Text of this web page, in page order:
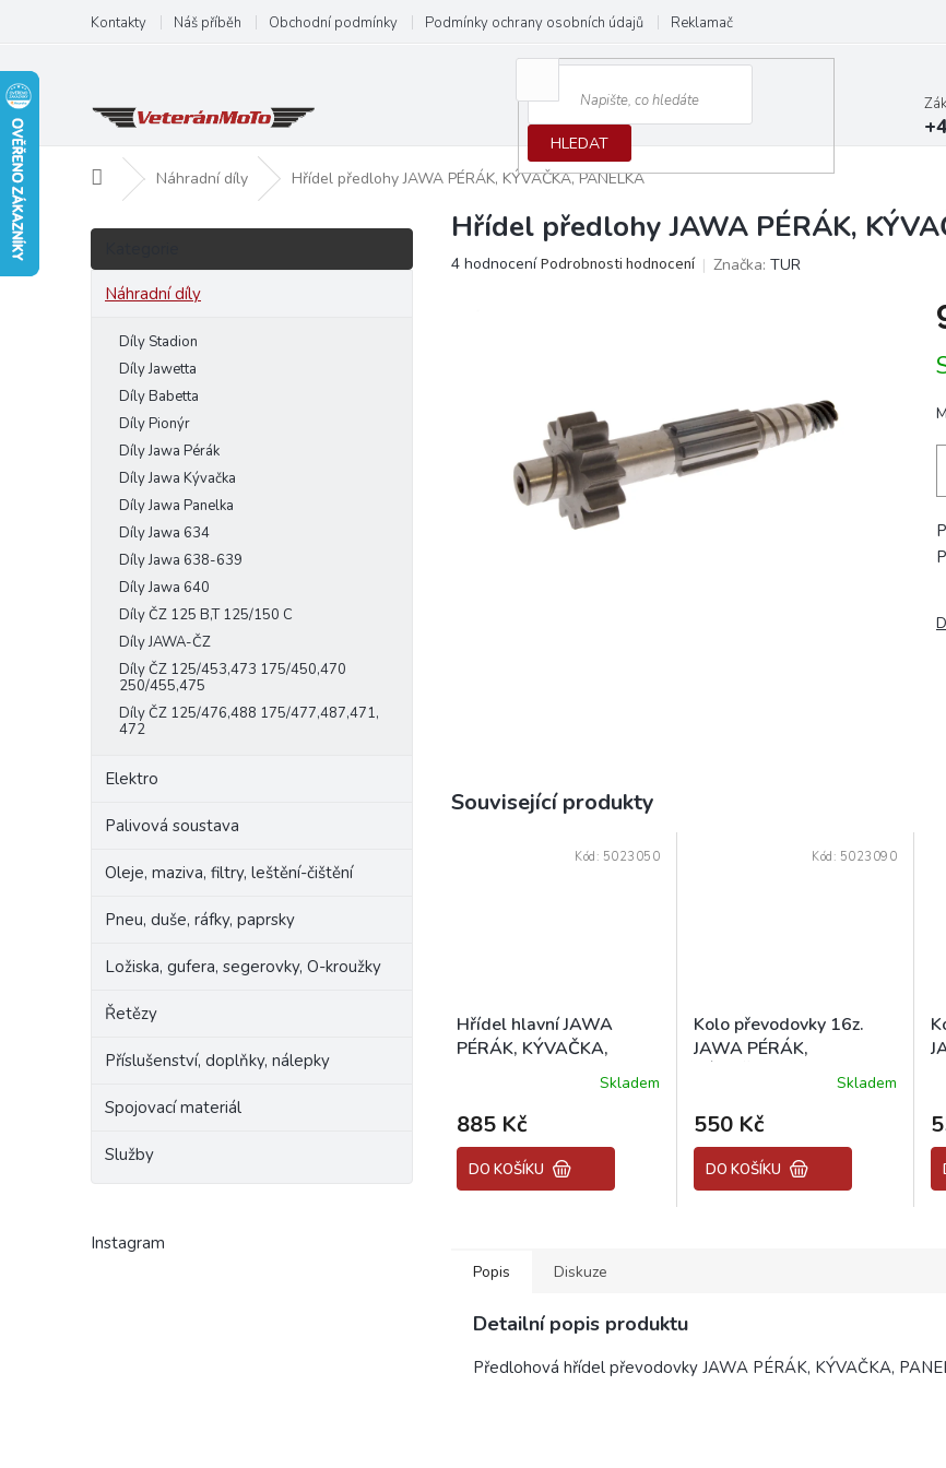
obsah
Kontakty Náš příběh Obchodní podmínky Podmínky ochrany osobních údajů Reklamační protokol
HLEDAT
Domů Náhradní díly Hřídel předlohy JAWA PÉRÁK, KÝVAČKA, PANELKA
P
s
Přeskočit
Náhradní díly
Díly Stadion
Díly Jawetta
Díly Babetta
Díly Pionýr
Díly Jawa Pérák
Díly Jawa Kývačka
Díly Jawa Panelka
Díly Jawa 634
Díly Jawa 638-639
Díly Jawa 640
Díly ČZ 125 B,T 125/150 C
Díly JAWA-ČZ
Díly ČZ 125/453,473 175/450,470
250/455,475
Díly ČZ 125/476,488 175/477,487,471,
472
Elektro
Palivová soustava
Oleje, maziva, filtry, leštění-čištění
Pneu, duše, ráfky, paprsky
Ložiska, gufera, segerovky, O-kroužky
Řetězy
Příslušenství, doplňky, nálepky
Spojovací materiál
Služby
Instagram
Hřídel předlohy JAWA PÉRÁK,
Průměrné
4 hodnocení Podrobnosti hodnocení Značka: TUR
Související produkty
Hřídel hlavní JAWA
PÉRÁK, KÝVAČKA,
produktu
je
4,3
z
Skladem
885 Kč
DO KOŠÍKU
Kód: 5023050
Kolo převodovky 16z.
JAWA PÉRÁK,
KÝVAČKA, PANELKA
produktu
je
5,0
z
Skladem
550 Kč
DO KOŠÍKU
Kód: 5023090
je
z
Popis Diskuze
Detailní popis produktu
Předlohová hřídel převodovky JAWA PÉRÁK, KÝVAČKA,